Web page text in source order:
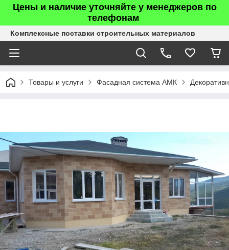
Цены и наличие уточняйте у менеджеров по
телефонам
Комплексные поставки строительных материалов
Товары и услуги Фасадная система АМК